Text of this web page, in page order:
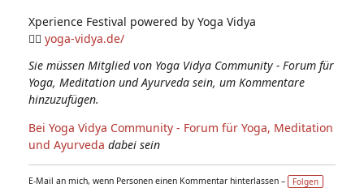
Xperience Festival powered by Yoga Vidya
🧘‍♀️ yoga-vidya.de/
Sie müssen Mitglied von Yoga Vidya Community - Forum für
Yoga, Meditation und Ayurveda sein, um Kommentare
hinzuzufügen.
Bei Yoga Vidya Community - Forum für Yoga, Meditation
und Ayurveda dabei sein
E-Mail an mich, wenn Personen einen Kommentar hinterlassen – Folgen